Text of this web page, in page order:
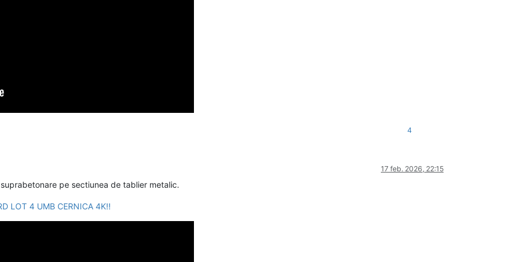
4
17 feb. 2026, 22:15
pe sectiunea de tablier metalic.
LOT 4 UMB CERNICA 4K!!